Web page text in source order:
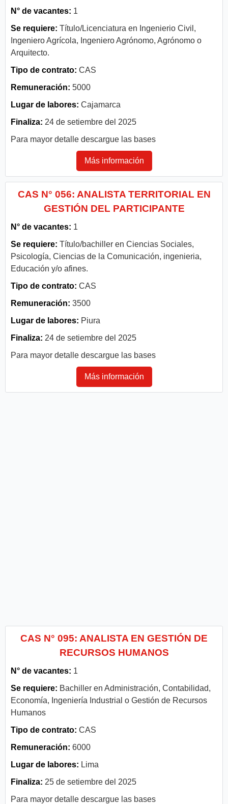
N° de vacantes: 1
Se requiere: Título/Licenciatura en Ingenierio Civil,
Ingeniero Agrícola, Ingeniero Agrónomo, Agrónomo o
Arquitecto.
Tipo de contrato: CAS
Remuneración: 5000
Lugar de labores: Cajamarca
Finaliza: 24 de setiembre del 2025
Para mayor detalle descargue las bases
Más información
CAS N° 056: ANALISTA TERRITORIAL EN
GESTIÓN DEL PARTICIPANTE
N° de vacantes: 1
Se requiere: Título/bachiller en Ciencias Sociales,
Psicología, Ciencias de la Comunicación, ingenieria,
Educación y/o afines.
Tipo de contrato: CAS
Remuneración: 3500
Lugar de labores: Piura
Finaliza: 24 de setiembre del 2025
Para mayor detalle descargue las bases
Más información
CAS N° 095: ANALISTA EN GESTIÓN DE
RECURSOS HUMANOS
N° de vacantes: 1
Se requiere: Bachiller en Administración, Contabilidad,
Economía, Ingeniería Industrial o Gestión de Recursos
Humanos
Tipo de contrato: CAS
Remuneración: 6000
Lugar de labores: Lima
Finaliza: 25 de setiembre del 2025
Para mayor detalle descargue las bases